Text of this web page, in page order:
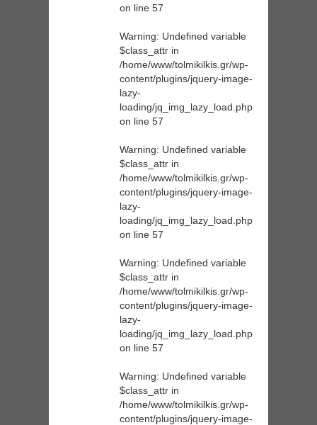
on line 57
Warning: Undefined variable
$class_attr in
/home/www/tolmikilkis.gr/wp-
content/plugins/jquery-image-
lazy-
loading/jq_img_lazy_load.php
on line 57
Warning: Undefined variable
$class_attr in
/home/www/tolmikilkis.gr/wp-
content/plugins/jquery-image-
lazy-
loading/jq_img_lazy_load.php
on line 57
Warning: Undefined variable
$class_attr in
/home/www/tolmikilkis.gr/wp-
content/plugins/jquery-image-
lazy-
loading/jq_img_lazy_load.php
on line 57
Warning: Undefined variable
$class_attr in
/home/www/tolmikilkis.gr/wp-
content/plugins/jquery-image-